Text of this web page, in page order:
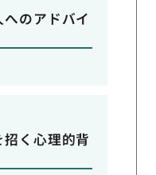
のアドバイ
く心理的背